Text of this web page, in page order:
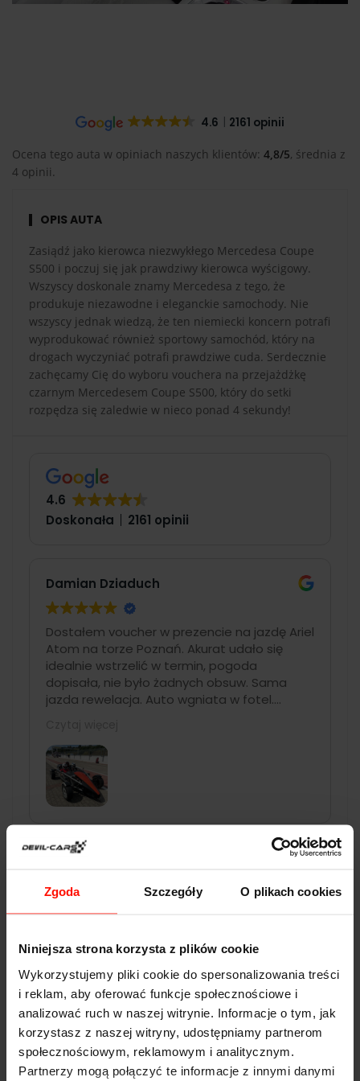
Zgoda Szczegóły O plikach cookies
Niniejsza strona korzysta z plików cookie
Wykorzystujemy pliki cookie do spersonalizowania treści
i reklam, aby oferować funkcje społecznościowe i
analizować ruch w naszej witrynie. Informacje o tym, jak
korzystasz z naszej witryny, udostępniamy partnerom
społecznościowym, reklamowym i analitycznym.
Partnerzy mogą połączyć te informacje z innymi danymi
4.6 2161 opinii
Ocena tego auta w opiniach naszych klientów: 4,8/5, średnia z
4 opinii.
OPIS AUTA
Zasiądź jako kierowca niezwykłego Mercedesa Coupe
S500 i poczuj się jak prawdziwy kierowca wyścigowy.
Wszyscy doskonale znamy Mercedesa z tego, że
produkuje niezawodne i eleganckie samochody. Nie
wszyscy jednak wiedzą, że ten niemiecki koncern potrafi
wyprodukować również sportowy samochód, który na
drogach wyczyniać potrafi prawdziwe cuda. Serdecznie
zachęcamy Cię do wyboru vouchera na przejażdżkę
czarnym Mercedesem Coupe S500, który do setki
rozpędza się zaledwie w nieco ponad 4 sekundy!
4.6
Doskonała
2161 opinii
Damian Dziaduch
Dostałem voucher w prezencie na jazdę Ariel
Atom na torze Poznań. Akurat udało się
idealnie wstrzelić w termin, pogoda
dopisała, nie było żadnych obsuw. Sama
jazda rewelacja. Auto wgniata w fotel.
organizacja na miejscu. Pracownicy bardzo
mili i pomocni. Mogę tylko polecić,
rewelacyjny prezent dla kogoś kto lubi
samochody 🙂
DANE TECHNICZNE
Mercedes Coupe S500
Przyspieszenie:
4.8s do 100 km/h
Prędkość max:
250km/h